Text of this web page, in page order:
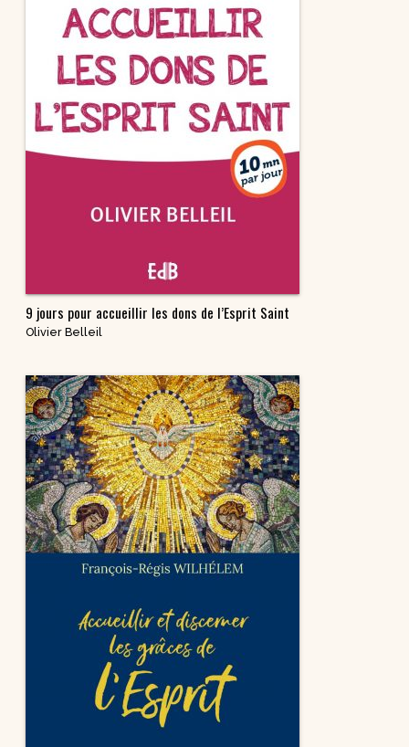
9 jours pour accueillir les dons de l’Esprit Saint
Olivier Belleil